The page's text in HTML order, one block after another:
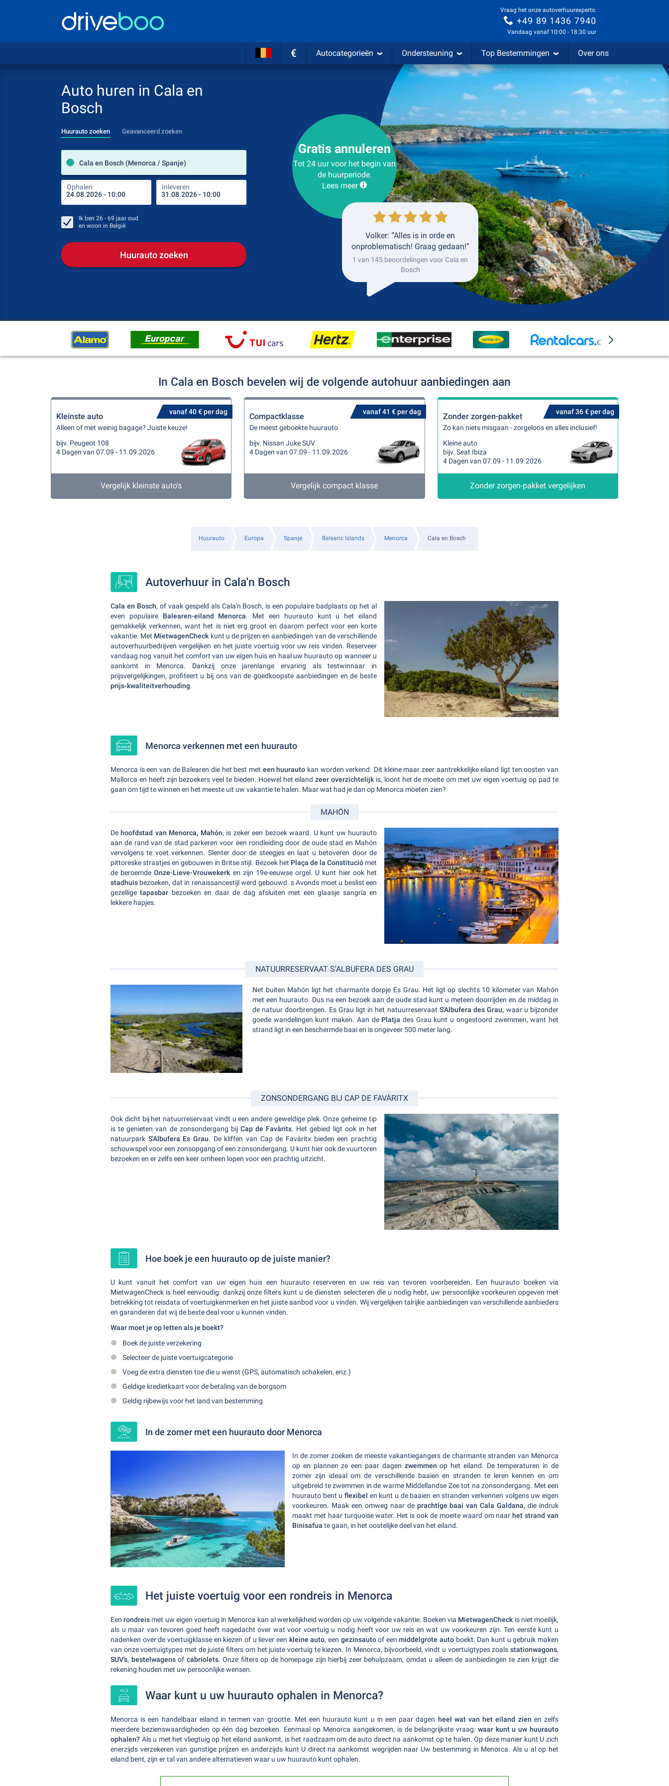
Vraag het onze autoverhuurexperts:
+49 89 1436 7940
Vandaag vanaf 10:00 - 18:30 uur
€ Autocategorieën Ondersteuning Top Bestemmingen Over ons
Auto huren in Cala en
Bosch
Huurauto zoeken Geavanceerd zoeken
Cala en Bosch (Menorca / Spanje)
Ophalen Inleveren
Verhuurlocatie
Plaats voor teruggave
Inleveren
Ik ben 26 - 69 jaar oud
en woon in België
Huurauto zoeken
Gratis annuleren
Tot 24 uur voor het begin van
de huurperiode.
Lees meer
Volker: “Alles is in orde en
onproblematisch! Graag gedaan!”
1 van 145 beoordelingen voor Cala en
Bosch
In Cala en Bosch bevelen wij de volgende autohuur aanbiedingen aan
vanaf 40 € per dag
Kleinste auto
Alleen of met weinig bagage? Juiste keuze!
bijv. Peugeot 108
4 Dagen van 07.09 - 11.09.2026
Vergelijk kleinste auto's
vanaf 41 € per dag
Compactklasse
De meest geboekte huurauto
bijv. Nissan Juke SUV
4 Dagen van 07.09 - 11.09.2026
Vergelijk compact klasse
vanaf 36 € per dag
Zonder zorgen-pakket
Zo kan niets misgaan - zorgeloos en alles inclusief!
Kleine auto
bijv. Seat Ibiza
4 Dagen van 07.09 - 11.09.2026
Zonder zorgen-pakket vergelijken
Huurauto Europa Spanje Balearic Islands Menorca Cala en Bosch
Autoverhuur in Cala'n Bosch
Cala en Bosch, of vaak gespeld als Cala'n Bosch, is een populaire badplaats op het al
even populaire Balearen-eiland Menorca. Met een huurauto kunt u het eiland
gemakkelijk verkennen, want het is niet erg groot en daarom perfect voor een korte
vakantie. Met MietwagenCheck kunt u de prijzen en aanbiedingen van de verschillende
autoverhuurbedrijven vergelijken en het juiste voertuig voor uw reis vinden. Reserveer
vandaag nog vanuit het comfort van uw eigen huis en haal uw huurauto op wanneer u
aankomt in Menorca. Dankzij onze jarenlange ervaring als testwinnaar in
prijsvergelijkingen, profiteert u bij ons van de goedkoopste aanbiedingen en de beste
prijs-kwaliteitverhouding.
Menorca verkennen met een huurauto
Menorca is een van de Balearen die het best met een huurauto kan worden verkend. Dit kleine maar zeer aantrekkelijke eiland ligt ten oosten van
Mallorca en heeft zijn bezoekers veel te bieden. Hoewel het eiland zeer overzichtelijk is, loont het de moeite om met uw eigen voertuig op pad te
gaan om tijd te winnen en het meeste uit uw vakantie te halen. Maar wat had je dan op Menorca moeten zien?
MAHÓN
De hoofdstad van Menorca, Mahón, is zeker een bezoek waard. U kunt uw huurauto
aan de rand van de stad parkeren voor een rondleiding door de oude stad en Mahón
vervolgens te voet verkennen. Slenter door de steegjes en laat u betoveren door de
pittoreske straatjes en gebouwen in Britse stijl. Bezoek het Plaça de la Constitució met
de beroemdeOnze-Lieve-Vrouwekerk en zijn 19e-eeuwse orgel. U kunt hier ook het
stadhuis bezoeken, dat in renaissancestijl werd gebouwd. s Avonds moet u beslist een
gezelligetapasbar bezoeken en daar de dag afsluiten met een glaasje sangría en
lekkere hapjes.
NATUURRESERVAAT S'ALBUFERA DES GRAU
Net buiten Mahón ligt het charmante dorpje Es Grau. Het ligt op slechts 10 kilometer van Mahón
met een huurauto. Dus na een bezoek aan de oude stad kunt u meteen doorrijden en de middag in
de natuur doorbrengen. Es Grau ligt in het natuurreservaat S'Albufera des Grau, waar u bijzonder
goede wandelingen kunt maken. Aan de Platja des Grau kunt u ongestoord zwemmen, want het
strand ligt in een beschermde baai en is ongeveer 500 meter lang.
ZONSONDERGANG BIJ CAP DE FAVÀRITX
Ook dicht bij het natuurreservaat vindt u een andere geweldige plek. Onze geheime tip
is te genieten van de zonsondergang bijCap de Favàritx. Het gebied ligt ook in het
natuurpark S'Albufera Es Grau. De kliffen van Cap de Favàritx bieden een prachtig
schouwspel voor een zonsopgang of een zonsondergang. U kunt hier ook de vuurtoren
bezoeken en er zelfs een keer omheen lopen voor een prachtig uitzicht.
Hoe boek je een huurauto op de juiste manier?
U kunt vanuit het comfort van uw eigen huis een huurauto reserveren en uw reis van tevoren voorbereiden. Een huurauto boeken via
MietwagenCheck is heel eenvoudig: dankzij onze filters kunt u de diensten selecteren die u nodig hebt, uw persoonlijke voorkeuren opgeven met
betrekking tot reisdata of voertuigkenmerken en het juiste aanbod voor u vinden. Wij vergelijken talrijke aanbiedingen van verschillende aanbieders
en garanderen dat wij de beste deal voor u kunnen vinden.
Waar moet je op letten als je boekt?
Boek de juiste verzekering
Selecteer de juiste voertuigcategorie
Voeg de extra diensten toe die u wenst (GPS, automatisch schakelen, enz.)
Geldige kredietkaart voor de betaling van de borgsom
Geldig rijbewijs voor het land van bestemming
In de zomer met een huurauto door Menorca
In de zomer zoeken de meeste vakantiegangers de charmante stranden van Menorca
op en plannen ze een paar dagen zwemmenop het eiland. De temperaturen in de
zomer zijn ideaal om de verschillende baaien en stranden te leren kennen en om
uitgebreid te zwemmen in de warme Middellandse Zee tot na zonsondergang. Met een
huurauto bent u flexibel en kunt u de baaien en stranden verkennen volgens uw eigen
voorkeuren. Maak een omweg naar de prachtige baai van Cala Galdana, die indruk
maakt met haar turquoise water. Het is ook de moeite waard om naar het strand van
Binisafua te gaan, in het oostelijke deel van het eiland.
Het juiste voertuig voor een rondreis in Menorca
Eenrondreis met uw eigen voertuig in Menorca kan al werkelijkheid worden op uw volgende vakantie. Boeken via MietwagenCheck is niet moeilijk,
als u maar van tevoren goed heeft nagedacht over wat voor voertuig u nodig heeft voor uw reis en wat uw voorkeuren zijn. Ten eerste kunt u
nadenken over de voertuigklasse en kiezen of u liever een kleine auto, een gezinsautoof eenmiddelgroteauto boekt. Dan kunt u gebruik maken
van onze voertuigtypes met de juiste filters om het juiste voertuig te kiezen. In Menorca, bijvoorbeeld, vindt u voertuigtypes zoals stationwagons,
SUV's, bestelwagensof cabriolets. Onze filters op de homepage zijn hierbij zeer behulpzaam, omdat u alleen de aanbiedingen te zien krijgt die
rekening houden met uw persoonlijke wensen.
Waar kunt u uw huurauto ophalen in Menorca?
Menorca is een handelbaar eiland in termen van grootte. Met een huurauto kunt u in een paar dagen heel wat van het eiland zien en zelfs
meerdere bezienswaardigheden op één dag bezoeken. Eenmaal op Menorca aangekomen, is de belangrijkste vraag: waar kunt u uw huurauto
ophalen? Als u met het vliegtuig op het eiland aankomt, is het raadzaam om de auto direct na aankomst op te halen. Op deze manier kunt U zich
enerzijds verzekeren van gunstige prijzen en anderzijds kunt U direct na aankomst wegrijden naar Uw bestemming in Menorca. Als u al op het
eiland bent, zijn er tal van andere alternatieven waar u uw huurauto kunt ophalen.